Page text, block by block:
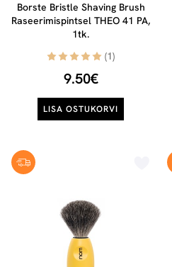
Borste Bristle Shaving Brush
Raseerimispintsel THEO 41 PA,
1tk.
(1)
9.50€
LISA OSTUKORVI